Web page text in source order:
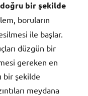
doğru bir şekilde
boruların
ile başlar.
düzgün bir
gereken en
bir şekilde
meydana